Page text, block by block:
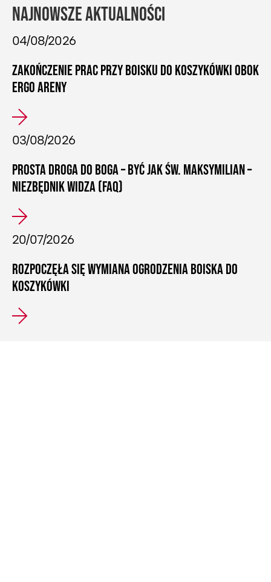
NAJNOWSZE AKTUALNOŚCI
04/08/2026
ZAKOŃCZENIE PRAC PRZY BOISKU DO KOSZYKÓWKI OBOK
ERGO ARENY
03/08/2026
PROSTA DROGA DO BOGA – BYĆ JAK ŚW. MAKSYMILIAN –
NIEZBĘDNIK WIDZA (FAQ)
20/07/2026
ROZPOCZĘŁA SIĘ WYMIANA OGRODZENIA BOISKA DO
KOSZYKÓWKI